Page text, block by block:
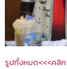
รูปทั้งหมด<<<คลิก